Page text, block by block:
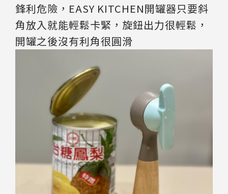
鋒利危險，EASY KITCHEN開罐器只要斜
角放入就能輕鬆卡緊，旋鈕出力很輕鬆，
開罐之後沒有利角很圓滑